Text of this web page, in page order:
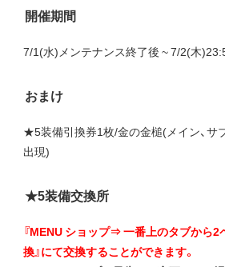
開催期間
7/1(水)メンテナンス終了後 ~ 7/2(木
おまけ
★5装備引換券1枚/金の金槌(メイン、サ
出現)
★5装備交換所
『MENU ショップ⇒ 一番上のタブから
換』にて交換することができます。